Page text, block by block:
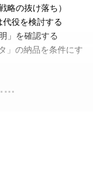
略の抜け落ち）
役を検討する
」を確認する
」の納品を条件にす